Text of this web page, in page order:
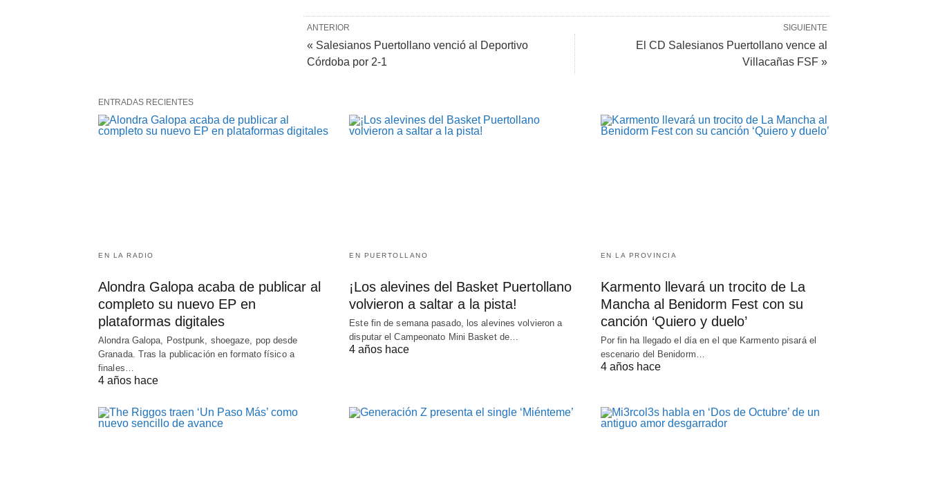
SIGUIENTE
El CD Salesianos Puertollano vence al
Villacañas FSF »
ANTERIOR
« Salesianos Puertollano venció al Deportivo
Córdoba por 2-1
ENTRADAS RECIENTES
EN LA RADIO
Alondra Galopa acaba de publicar al
completo su nuevo EP en
plataformas digitales
Alondra Galopa, Postpunk, shoegaze, pop desde
Granada. Tras la publicación en formato físico a
finales…
4 años hace
EN PUERTOLLANO
¡Los alevines del Basket Puertollano
volvieron a saltar a la pista!
Este fin de semana pasado, los alevines volvieron a
disputar el Campeonato Mini Basket de…
4 años hace
EN LA PROVINCIA
Karmento llevará un trocito de La
Mancha al Benidorm Fest con su
canción ‘Quiero y duelo’
Por fin ha llegado el día en el que Karmento pisará el
escenario del Benidorm…
4 años hace